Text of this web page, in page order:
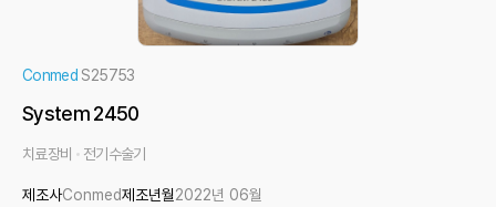
Conmed S25753
System 2450
치료장비 전기수술기
제조사Conmed제조년월2022년 06월